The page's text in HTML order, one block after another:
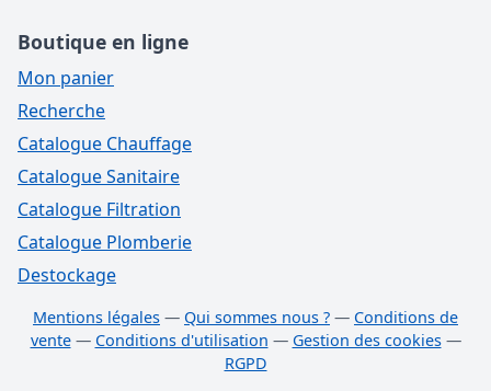
Boutique en ligne
Mon panier
Recherche
Catalogue Chauffage
Catalogue Sanitaire
Catalogue Filtration
Catalogue Plomberie
Destockage
Mentions légales — Qui sommes nous ? — Conditions de
vente— Conditions d'utilisation — Gestion des cookies—
RGPD